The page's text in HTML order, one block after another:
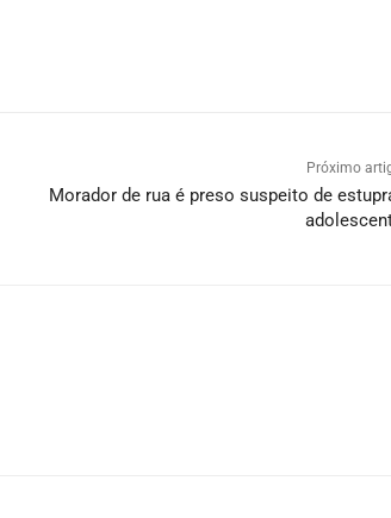
Próximo
Morador de rua é preso suspeito de